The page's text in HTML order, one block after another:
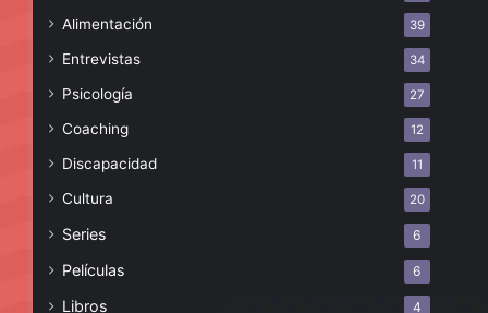
Alimentación 39
Entrevistas 34
Psicología 27
Coaching 12
Discapacidad 11
Cultura 20
Series 6
Películas 6
Libros 4